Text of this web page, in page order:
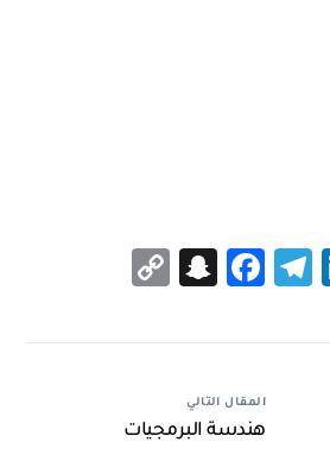
LinkedIn
Telegram
Facebook
Snapchat
المقال التالي
هندسة البرمجيات